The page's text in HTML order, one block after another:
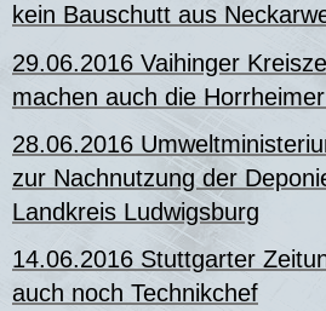
kein Bauschutt aus
29.06.2016 Vaihinger
machen auch die
28.06.2016
zur Nachnutzung der
Landkreis Ludwigsburg
14.06.2016 Stuttgarter
auch noch Technikchef